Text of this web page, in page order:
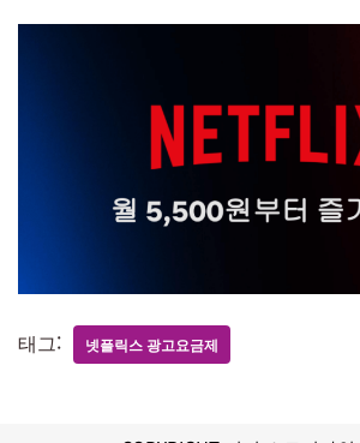
태그: 넷플릭스 광고요금제